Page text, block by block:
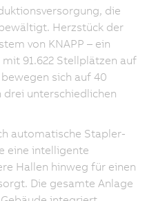
die
Herzstück der
von KNAPP – ein
91.622 Stellplätzen auf
sich auf 40
drei unterschiedlichen
automatische Stapler-
eine intelligente
Hallen hinweg für einen
Die gesamte Anlage